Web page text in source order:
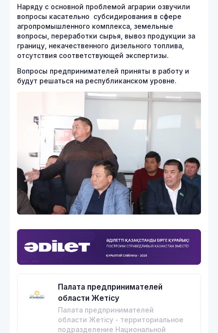
Наряду с основной проблемой аграрии озвучили
вопросы касательно субсидирования в сфере
агропромышленного комплекса, земельные
вопросы, переработки сырья, вывоз продукции за
границу, некачественного дизельного топлива,
отсутствия соответствующей экспертизы.
Вопросы предпринимателей приняты в работу и
будут решаться на республиканском уровне.
Палата предпринимателей
области Жетісу
Палата предпринимателей
области Жетісу - территориальное
подразделение Национальной